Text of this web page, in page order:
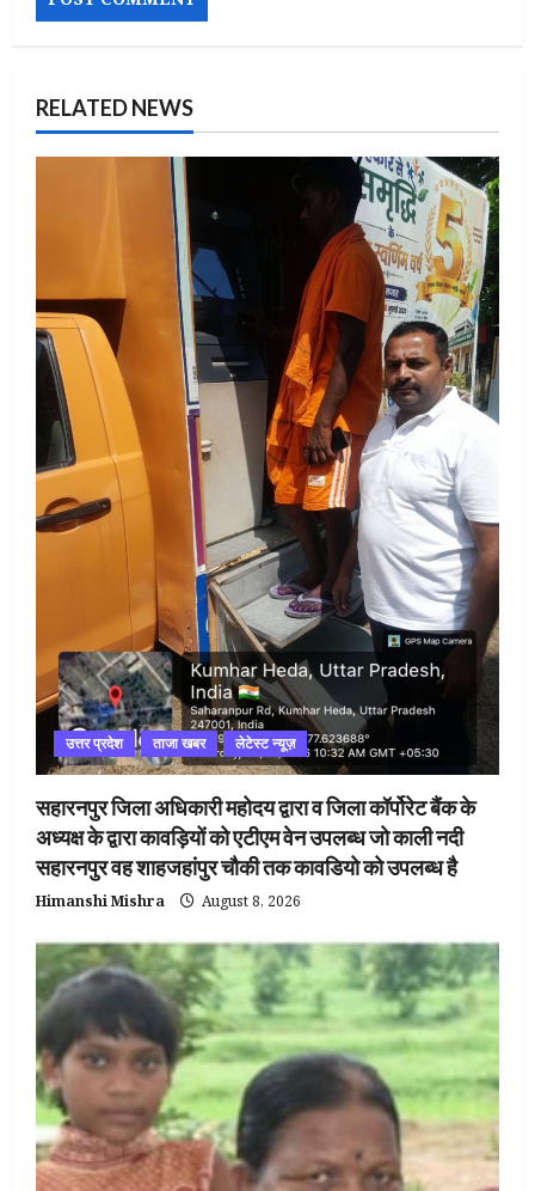
RELATED NEWS
उत्तर प्रदेश ताजा खबर लेटेस्ट न्यूज़
सहारनपुर जिला अधिकारी महोदय द्वारा व जिला कॉर्पोरेट बैंक के
अध्यक्ष के द्वारा कावड़ियों को एटीएम वेन उपलब्ध जो काली नदी
सहारनपुर वह शाहजहांपुर चौकी तक कावडियो को उपलब्ध है
Himanshi Mishra August 8, 2026